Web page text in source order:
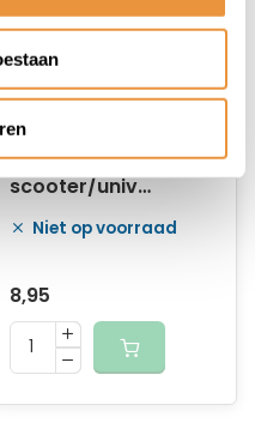
Zuigerstop
scooter/univ
m14x70mm
Niet op voorraad
8,95